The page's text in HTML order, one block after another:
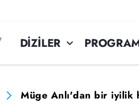
DİZİLER
Müge Anlı'dan bir iyilik